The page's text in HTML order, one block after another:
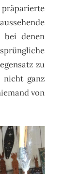
bei denen
zu
nicht ganz
von